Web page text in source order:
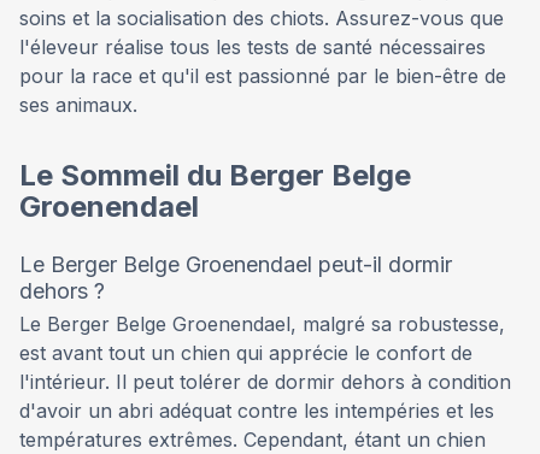
soins et la socialisation des chiots. Assurez-vous que
l'éleveur réalise tous les tests de santé nécessaires
pour la race et qu'il est passionné par le bien-être de
ses animaux.
Le Sommeil du Berger Belge
Groenendael
Le Berger Belge Groenendael peut-il dormir
dehors ?
Le Berger Belge Groenendael, malgré sa robustesse,
est avant tout un chien qui apprécie le confort de
l'intérieur. Il peut tolérer de dormir dehors à condition
d'avoir un abri adéquat contre les intempéries et les
températures extrêmes. Cependant, étant un chien